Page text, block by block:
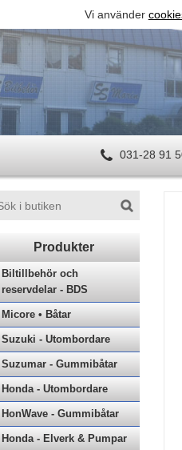
Vi använder
031-28 91
Biltillbehör och
reservdelar - BDS
Micore • Båtar
Suzuki - Utombordare
Suzumar - Gummibåtar
Honda - Utombordare
HonWave - Gummibåtar
Honda - Elverk & Pumpar